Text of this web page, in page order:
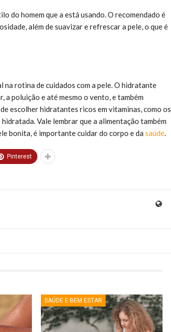
do homem que a está usando. O recomendado é
além de suavizar e refrescar a pele, o que é
na rotina de cuidados com a pele. O hidratante
poluição e até mesmo o vento, e também
escolher hidratantes ricos em vitaminas, como os
Vale lembrar que a alimentação também
bonita, é importante cuidar do corpo e da saúde.
Pinterest
SAÚDE E BEM ESTAR